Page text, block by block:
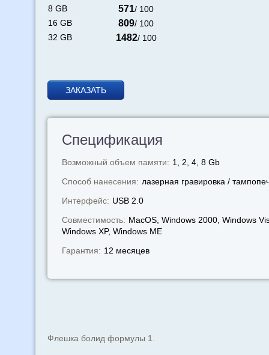
8 GB
571/ 100
16 GB
809/ 100
32 GB
1482/ 100
ЗАКАЗАТЬ
Спецификация
Возможный объем памяти: 1, 2, 4, 8 Gb
Способ нанесения: лазерная гравировка /
Интерфейс: USB 2.0
Совместимость: MacOS, Windows 2000, Windows
Windows XP, Windows МЕ
Гарантия: 12 месяцев
Флешка болид формулы 1.